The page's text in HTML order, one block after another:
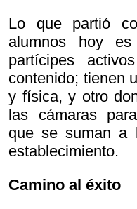
Lo que partió
alumnos hoy
partícipes
contenido; tienen
y física, y otro
las cámaras
que se suman a
establecimiento.
Camino al éxito